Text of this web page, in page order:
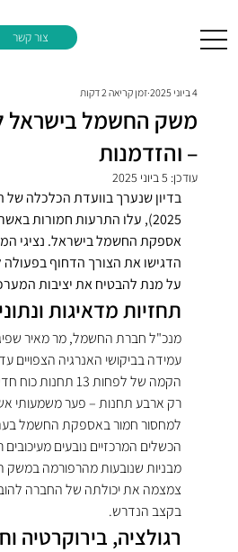
צור קשר
משק החשמל בישראל
– והזדמנות
4 ביוני 2025 זמן קריאה 2 דקות
עודכן: 5 ביוני 2025
2025), עלו התרעות חמורות
אספקת החשמל בישראל. נציגי
הדגישו את הצורך הדחוף
על מנת להבטיח את יציבות
תחזיות מדאיגות
מנכ"ל חברת החשמל, מר מאיר
הקמה של לפחות 13
רק ארבע תחנות – פער משמעותי
למחסור חמור באספקת החשמל
הכשלים המרכזיים נובעים מעיכובים
מבניות שנובעות מהרפורמה
צמצמה את יכולתה של החברה
בקצב הנדרש.
רגולציה, בירוקרטיה